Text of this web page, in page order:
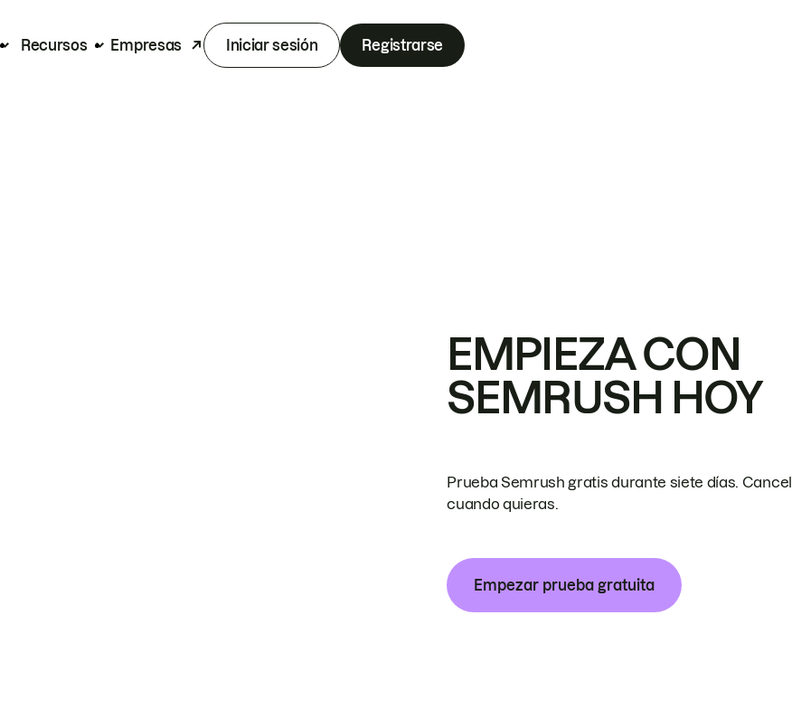
Recursos Empresas Iniciar sesión Registrarse
EMPIEZA CON
SEMRUSH HOY
Prueba Semrush gratis durante siete días.
cuando quieras.
Empezar prueba gratuita